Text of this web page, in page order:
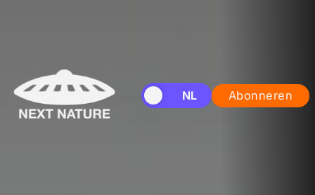
EN NL Abonneren